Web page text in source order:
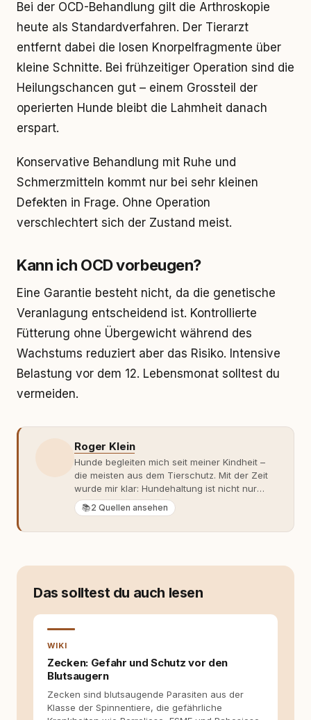
Bei der OCD-Behandlung gilt die Arthroskopie
heute als Standardverfahren. Der Tierarzt
entfernt dabei die losen Knorpelfragmente über
kleine Schnitte. Bei frühzeitiger Operation sind die
Heilungschancen gut – einem Grossteil der
operierten Hunde bleibt die Lahmheit danach
erspart.
Konservative Behandlung mit Ruhe und
Schmerzmitteln kommt nur bei sehr kleinen
Defekten in Frage. Ohne Operation
verschlechtert sich der Zustand meist.
Kann ich OCD vorbeugen?
Eine Garantie besteht nicht, da die genetische
Veranlagung entscheidend ist. Kontrollierte
Fütterung ohne Übergewicht während des
Wachstums reduziert aber das Risiko. Intensive
Belastung vor dem 12. Lebensmonat solltest du
vermeiden.
Roger Klein
Hunde begleiten mich seit meiner Kindheit –
die meisten aus dem Tierschutz. Mit der Zeit
wurde mir klar: Hundehaltung ist nicht nur
Gefühl, sondern Verantwortung und
Fachwissen. Der Wendepunkt kam mit meinem
moderner Hundeerziehung
entsteht echte Bindung dort, wo Verständnis
Wissens- und Serviceportal für
und der Schweiz. Meine Überzeugung:
Tierschutz beginnt mit Wissen. Wer seinen
für ein Zusammenleben, das beiden guttut.
📚2 Quellen ansehen
Das solltest du auch lesen
WIKI
Zecken: Gefahr und Schutz vor den
Blutsaugern
Zecken sind blutsaugende Parasiten aus der
Klasse der Spinnentiere, die gefährliche